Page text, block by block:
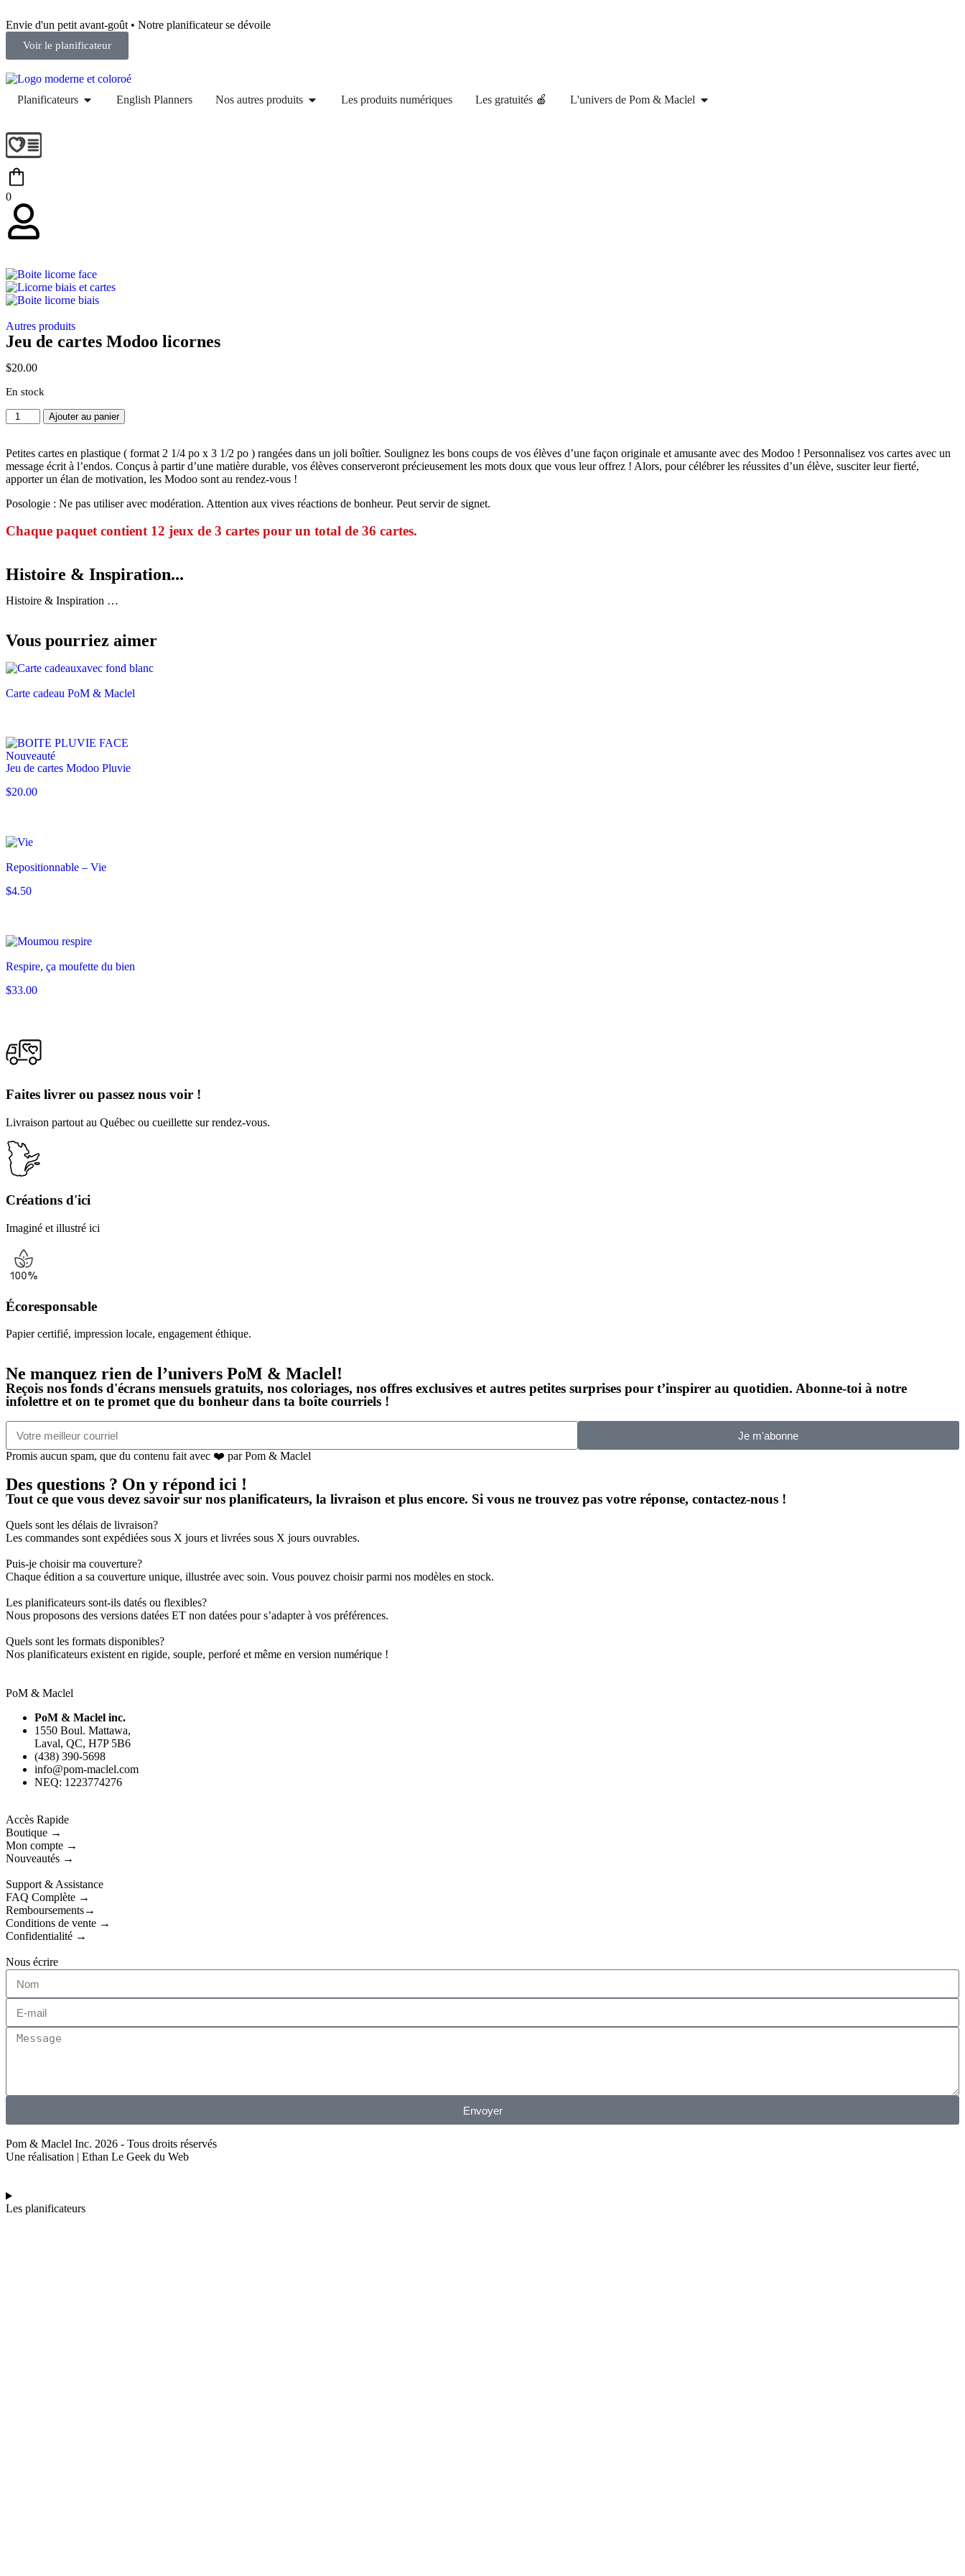
Envie d'un petit avant-goût • Notre planificateur se dévoile
Voir le planificateur
Planificateurs English Planners Nos autres produits Les produits numériques Les gratuités 🍎 L'univers de Pom & Maclel
0
Autres produits
Jeu de cartes Modoo licornes
$20.00
En stock
Ajouter au panier
Petites cartes en plastique ( format 2 1/4 po x 3 1/2 po ) rangées dans un joli boîtier. Soulignez les bons coups de vos élèves d’une façon originale et amusante avec des Modoo ! Personnalisez vos cartes avec un
message écrit à l’endos. Conçus à partir d’une matière durable, vos élèves conserveront précieusement les mots doux que vous leur offrez ! Alors, pour célébrer les réussites d’un élève, susciter leur fierté,
apporter un élan de motivation, les Modoo sont au rendez-vous !
Posologie : Ne pas utiliser avec modération. Attention aux vives réactions de bonheur. Peut servir de signet.
Chaque paquet contient 12 jeux de 3 cartes pour un total de 36 cartes.
Histoire & Inspiration...
Histoire & Inspiration …
Vous pourriez aimer
Carte cadeau PoM & Maclel
Nouveauté
Jeu de cartes Modoo Pluvie
$20.00
Repositionnable – Vie
$4.50
Respire, ça moufette du bien
$33.00
Faites livrer ou passez nous voir !
Livraison partout au Québec ou cueillette sur rendez-vous.
Créations d'ici
Imaginé et illustré ici
Écoresponsable
Papier certifié, impression locale, engagement éthique.
Ne manquez rien de l’univers PoM & Maclel!
Reçois nos fonds d'écrans mensuels gratuits, nos coloriages, nos offres exclusives et autres petites surprises pour t’inspirer au quotidien. Abonne-toi à notre
infolettre et on te promet que du bonheur dans ta boîte courriels !
Je m'abonne
Promis aucun spam, que du contenu fait avec ❤️ par Pom & Maclel
Des questions ? On y répond ici !
Tout ce que vous devez savoir sur nos planificateurs, la livraison et plus encore. Si vous ne trouvez pas votre réponse, contactez-nous !
Quels sont les délais de livraison?
Les commandes sont expédiées sous X jours et livrées sous X jours ouvrables.
Puis-je choisir ma couverture?
Chaque édition a sa couverture unique, illustrée avec soin. Vous pouvez choisir parmi nos modèles en stock.
Les planificateurs sont-ils datés ou flexibles?
Nous proposons des versions datées ET non datées pour s’adapter à vos préférences.
Quels sont les formats disponibles?
Nos planificateurs existent en rigide, souple, perforé et même en version numérique !
PoM & Maclel
PoM & Maclel inc.
1550 Boul. Mattawa,
Laval, QC, H7P 5B6
(438) 390-5698
info@pom-maclel.com
NEQ: 1223774276
Accès Rapide
Boutique →
Mon compte →
Nouveautés →
Support & Assistance
FAQ Complète →
Remboursements→
Conditions de vente →
Confidentialité →
Nous écrire
Envoyer
Pom & Maclel Inc. 2026 - Tous droits réservés
Une réalisation | Ethan Le Geek du Web
Les planificateurs